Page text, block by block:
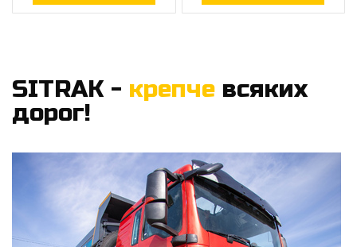
SITRAK - крепче всяких
дорог!